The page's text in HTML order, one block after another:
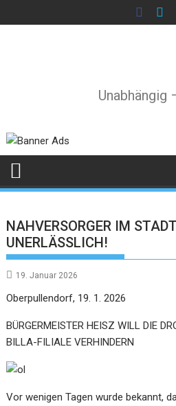
to
NAHVERSORGER IM
UNERLÄSSLICH!
19. Januar 2026
Oberpullendorf, 19. 1. 2026
BÜRGERMEISTER HEISZ WILL DIE
BILLA-FILIALE VERHINDERN
Vor wenigen Tagen wurde bekannt,